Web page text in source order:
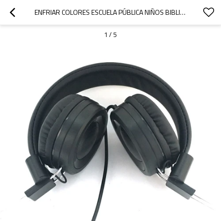
ENFRIAR COLORES ESCUELA PÚBLICA NIÑOS BIBLIOTECA APRENDIZAJE DE IDIOMAS AURICULARES
1 / 5